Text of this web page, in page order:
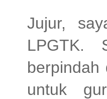
Jujur,
LPGTK.
berpindah
untuk